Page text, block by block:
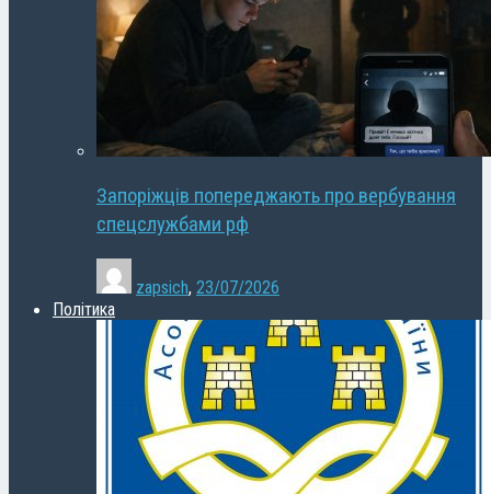
Запоріжців попереджають про вербування
спецслужбами рф
zapsich, 23/07/2026
Політика